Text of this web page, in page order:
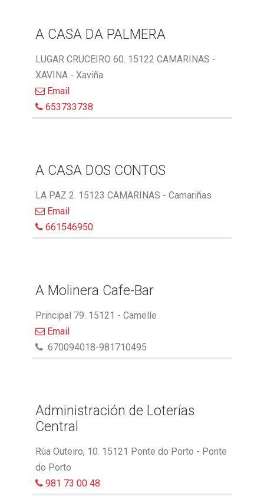
A CASA DA PALMERA
LUGAR CRUCEIRO 60. 15122 CAMARINAS -
XAVINA - Xaviña
Email
653733738
A CASA DOS CONTOS
LA PAZ 2. 15123 CAMARINAS - Camariñas
Email
661546950
A Molinera Cafe-Bar
Principal 79. 15121 - Camelle
Email
670094018-981710495
Administración de Loterías
Central
Rúa Outeiro, 10. 15121 Ponte do Porto - Ponte
do Porto
981 73 00 48